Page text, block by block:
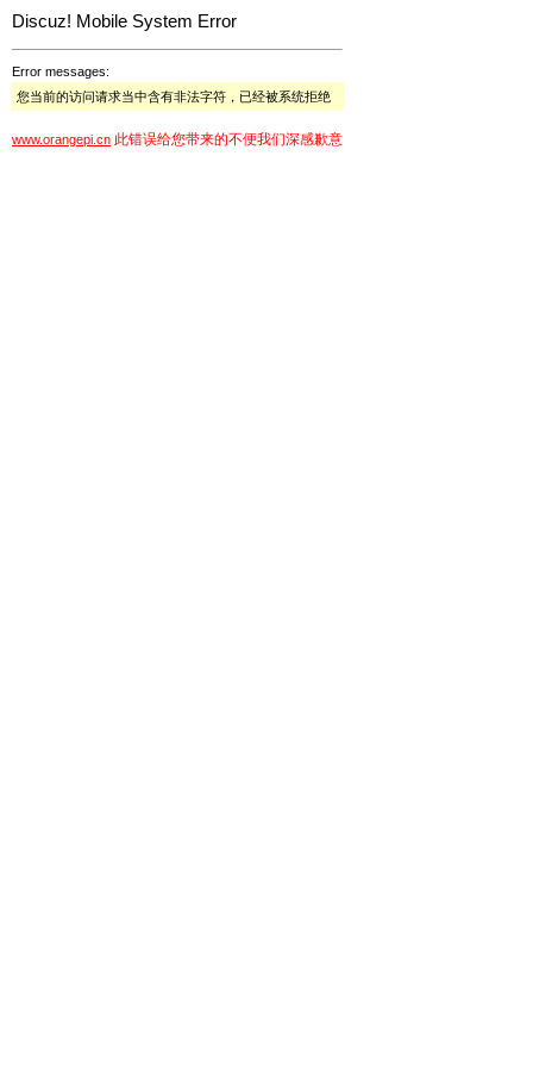
Discuz! Mobile System Error
Error messages:
您当前的访问请求当中含有非法字符，已经被系统拒绝
www.orangepi.cn 此错误给您带来的不便我们深感歉意